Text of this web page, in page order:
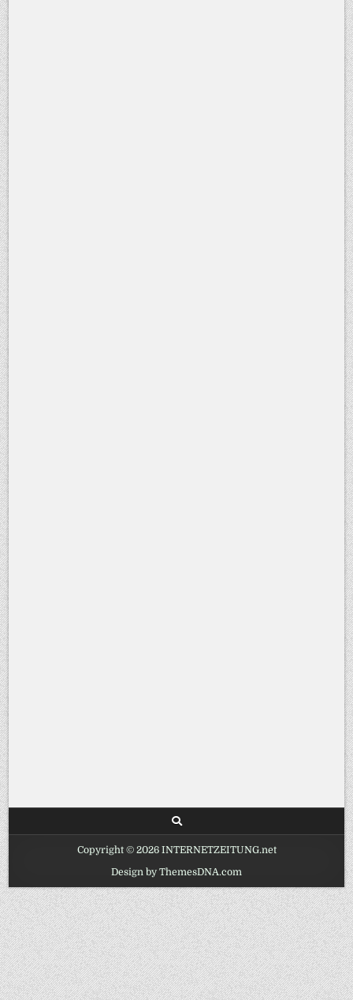
Copyright © 2026 INTERNETZEITUNG.net
Design by ThemesDNA.com